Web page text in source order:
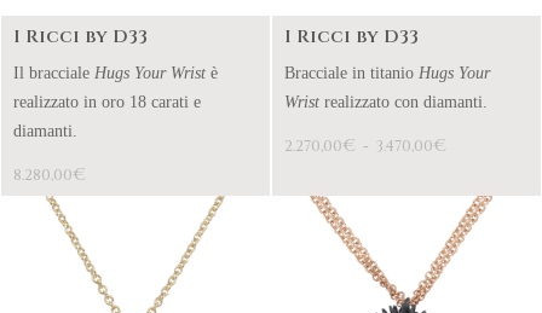
I Ricci by D33
Il bracciale Hugs Your Wrist è
realizzato in oro 18 carati e
diamanti.
8.280,00€
I Ricci by D33
Bracciale in titanio Hugs Your
Wrist realizzato con diamanti.
2.270,00€ - 3.470,00€